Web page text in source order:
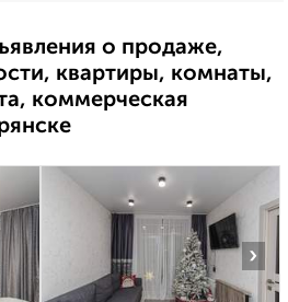
о продаже,
квартиры, комнаты,
коммерческая
›